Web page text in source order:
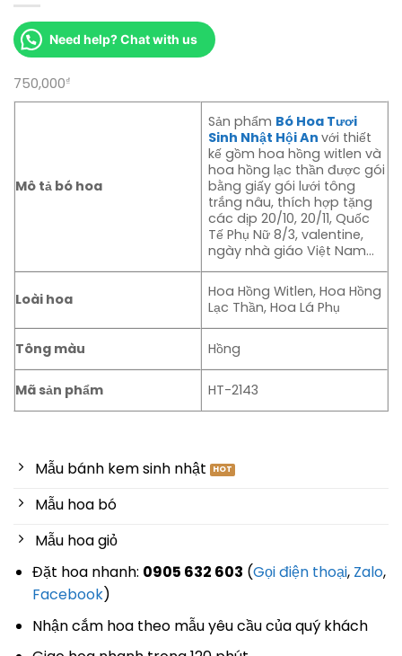
Need help? Chat with us
750,000₫
Mô tả bó hoa
Sản phẩm Bó Hoa Tươi
Sinh Nhật Hội Anvới thiết
kế gồm hoa hồng witlen và
hoa hồng lạc thần được gói
bằng giấy gói lưới tông
trắng nâu, thích hợp tặng
các dịp 20/10, 20/11, Quốc
Tế Phụ Nữ 8/3, valentine,
ngày nhà giáo Việt Nam…
Loài hoa
Hoa Hồng Witlen, Hoa Hồng
Lạc Thần, Hoa Lá Phụ
Tông màu Hồng
Mã sản phẩm HT-2143
Mẫu bánh kem sinh nhật
Mẫu hoa bó
Mẫu hoa giỏ
Đặt hoa nhanh: 0905 632 603 (Gọi điện thoại, Zalo,
Facebook)
Nhận cắm hoa theo mẫu yêu cầu của quý khách